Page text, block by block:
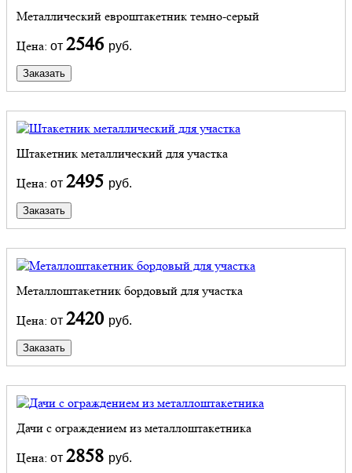
Металлический евроштакетник темно-серый
Цена: от 2546 руб.
Заказать
Штакетник металлический для участка
Цена: от 2495 руб.
Заказать
Металлоштакетник бордовый для участка
Цена: от 2420 руб.
Заказать
Дачи с ограждением из металлоштакетника
Цена: от 2858 руб.